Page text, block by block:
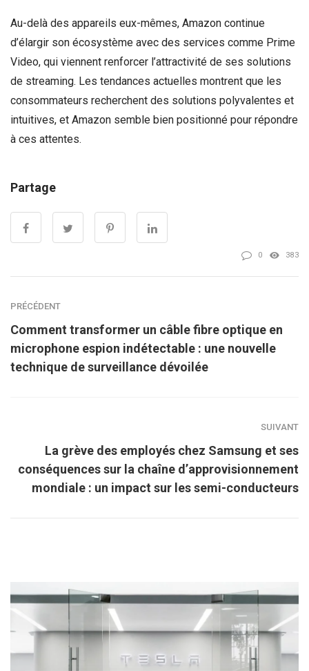
Au-delà des appareils eux-mêmes, Amazon continue
d’élargir son écosystème avec des services comme Prime
Video, qui viennent renforcer l’attractivité de ses solutions
de streaming. Les tendances actuelles montrent que les
consommateurs recherchent des solutions polyvalentes et
intuitives, et Amazon semble bien positionné pour répondre
à ces attentes.
Partage
0 383
PRÉCÉDENT
Comment transformer un câble fibre optique en
microphone espion indétectable : une nouvelle
technique de surveillance dévoilée
SUIVANT
La grève des employés chez Samsung et ses
conséquences sur la chaîne d’approvisionnement
mondiale : un impact sur les semi-conducteurs